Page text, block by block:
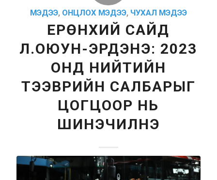
МЭДЭЭ, ОНЦЛОХ МЭДЭЭ, ЧУХАЛ МЭДЭЭ
ЕРӨНХИЙ САЙД
Л.ОЮУН-ЭРДЭНЭ: 2023
ОНД НИЙТИЙН
ТЭЭВРИЙН САЛБАРЫГ
ЦОГЦООР НЬ
ШИНЭЧИЛНЭ